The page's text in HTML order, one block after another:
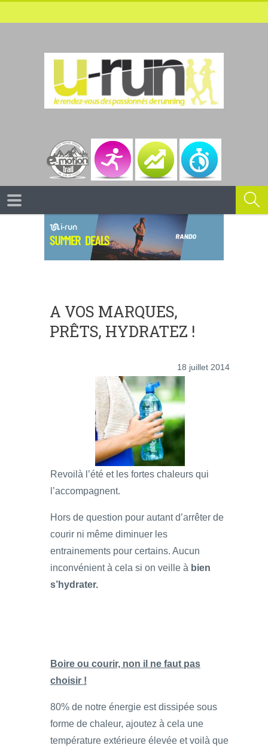
A VOS MARQUES,
PRÊTS, HYDRATEZ !
18 juillet 2014
Revoilà l’été et les fortes chaleurs qui
l’accompagnent.
Hors de question pour autant d’arrêter de
courir ni même diminuer les
entrainements pour certains. Aucun
inconvénient à cela si on veille à bien
s’hydrater.
Boire ou courir, non il ne faut pas
choisir !
80% de notre énergie est dissipée sous
forme de chaleur, ajoutez à cela une
température extérieure élevée et voilà que